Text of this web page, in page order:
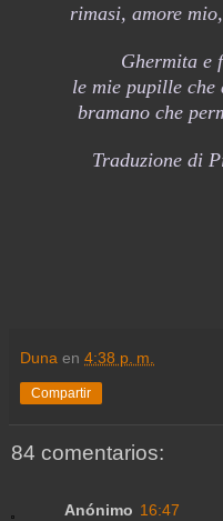
rimasi, amore
Ghermita e
le mie pupille che
bramano che
Traduzione di
Duna en 4:38 p. m.
Compartir
84 comentarios:
Anónimo 16:47